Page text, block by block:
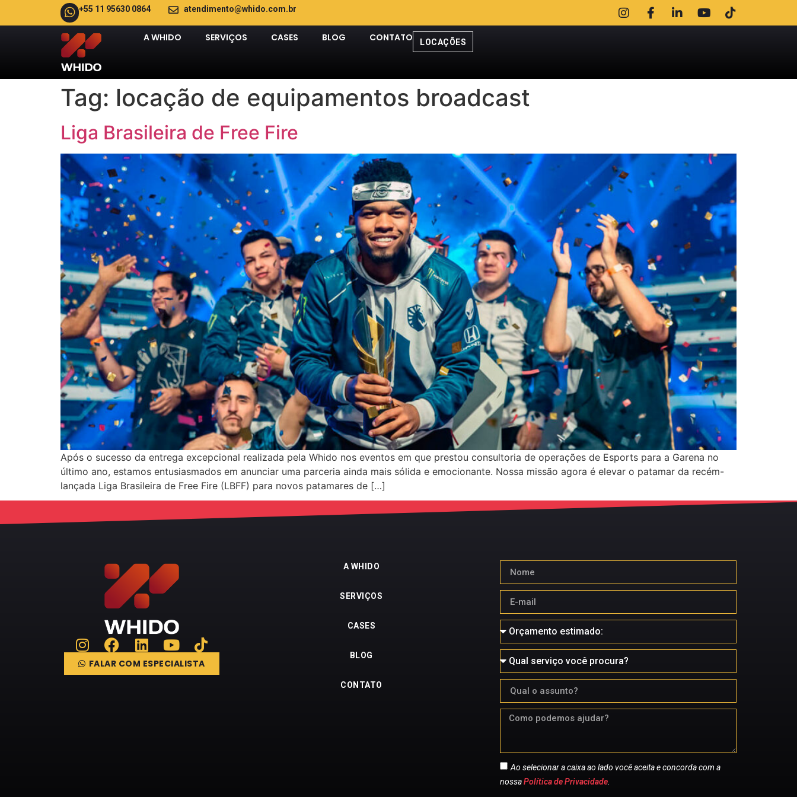
+55 11 95630 0864 atendimento@whido.com.br
A WHIDO SERVIÇOS CASES BLOG CONTATO LOCAÇÕES
Tag: locação de equipamentos broadcast
Liga Brasileira de Free Fire
Após o sucesso da entrega excepcional realizada pela Whido nos eventos em que prestou consultoria de operações de Esports para a Garena no
último ano, estamos entusiasmados em anunciar uma parceria ainda mais sólida e emocionante. Nossa missão agora é elevar o patamar da recém-
lançada Liga Brasileira de Free Fire (LBFF) para novos patamares de […]
FALAR COM ESPECIALISTA
A WHIDO
SERVIÇOS
CASES
BLOG
CONTATO
Ao selecionar a caixa ao lado você aceita e concorda com a
nossaPolítica de Privacidade